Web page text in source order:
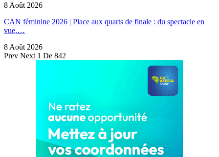
8 Août 2026
CAN féminine 2026 | Place aux quarts de finale : du spectacle en
vue,…
8 Août 2026
Prev Next 1 De 842